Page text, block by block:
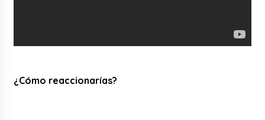
¿Cómo reaccionarías?